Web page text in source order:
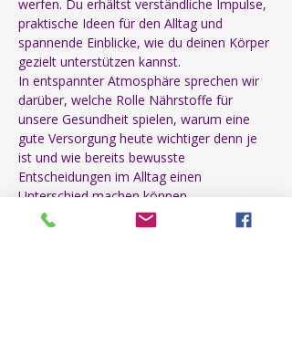
werfen. Du erhältst verständliche Impulse,
praktische Ideen für den Alltag und
spannende Einblicke, wie du deinen Körper
gezielt unterstützen kannst.
In entspannter Atmosphäre sprechen wir
darüber, welche Rolle Nährstoffe für
unsere Gesundheit spielen, warum eine
gute Versorgung heute wichtiger denn je
ist und wie bereits bewusste
Entscheidungen im Alltag einen
Unterschied machen können.
Das erwartet dich